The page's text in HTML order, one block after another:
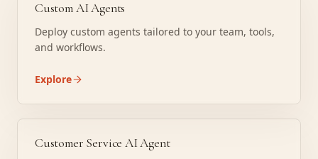
Custom AI Agents
Deploy custom agents tailored to your team, tools,
and workflows.
Explore
Customer Service AI Agent